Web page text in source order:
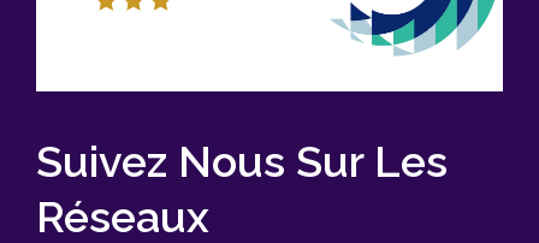
Suivez Nous Sur Les
Réseaux